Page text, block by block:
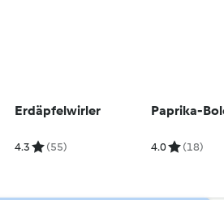
Erdäpfelwirler
4.3 (55)
Paprika-
4.0 (18)